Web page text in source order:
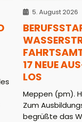
5. August 2026
AHRTSAMT
7 NEUE
OS
Meppen (pm).
Zum
begrüßte das